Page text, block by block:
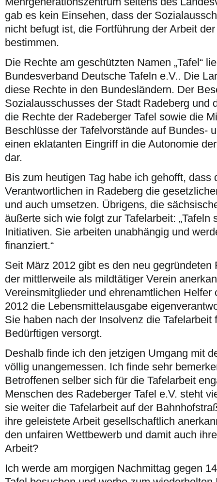
gab es kein Einsehen, dass der
nicht befugt ist, die Fortführung der Arbeit
bestimmen.
Die Rechte am geschützten Namen „Tafel“
Bundesverband Deutsche Tafeln e.V.. Die
diese Rechte in den Bundesländern. Der
Sozialausschusses der Stadt Radeberg und
die Rechte der Radeberger Tafel sowie die
Beschlüsse der Tafelvorstände auf Bundes-
einen eklatanten Eingriff in die Autonomie
dar.
Bis zum heutigen Tag habe ich gehofft, dass
Verantwortlichen in Radeberg die
und auch umsetzen. Übrigens, die
äußerte sich wie folgt zur Tafelarbeit: „Tafeln
Initiativen. Sie arbeiten unabhängig und
finanziert.“
Seit März 2012 gibt es den neu gegründeten
der mittlerweile als mildtätiger Verein
Vereinsmitglieder und ehrenamtlichen Helfer
2012 die Lebensmittelausgabe
Sie haben nach der Insolvenz die Tafelarbeit
Bedürftigen versorgt.
Deshalb finde ich den jetzigen Umgang mit
völlig unangemessen. Ich finde sehr
Betroffenen selber sich für die Tafelarbeit
Menschen des Radeberger Tafel e.V. steht
sie weiter die Tafelarbeit auf der
ihre geleistete Arbeit gesellschaftlich
den unfairen Wettbewerb und damit auch
Arbeit?
Ich werde am morgigen Nachmittag gegen